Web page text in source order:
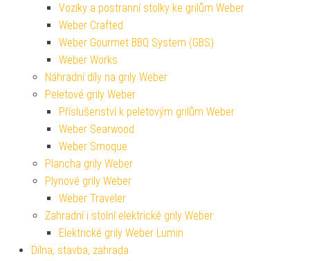
Vozíky a postranní stolky ke grilům Weber
Weber Crafted
Weber Gourmet BBQ System (GBS)
Weber Works
Náhradní díly na grily Weber
Peletové grily Weber
Příslušenství k peletovým grilům Weber
Weber Searwood
Weber Smoque
Plancha grily Weber
Plynové grily Weber
Weber Traveler
Zahradní i stolní elektrické grily Weber
Elektrické grily Weber Lumin
Dílna, stavba, zahrada